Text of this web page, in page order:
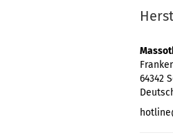
64342